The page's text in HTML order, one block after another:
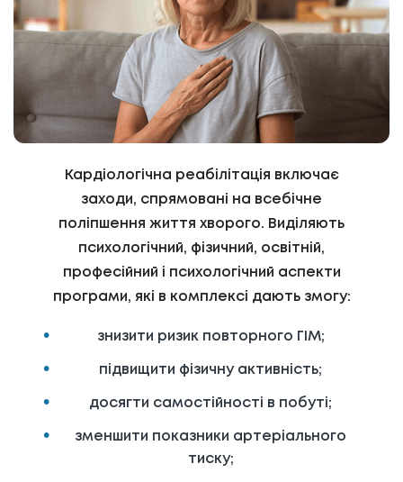
Кардіологічна реабілітація включає
заходи, спрямовані на всебічне
поліпшення життя хворого. Виділяють
психологічний, фізичний, освітній,
професійний і психологічний аспекти
програми, які в комплексі дають змогу:
знизити ризик повторного ГІМ;
підвищити фізичну активність;
досягти самостійності в побуті;
зменшити показники артеріального
тиску;